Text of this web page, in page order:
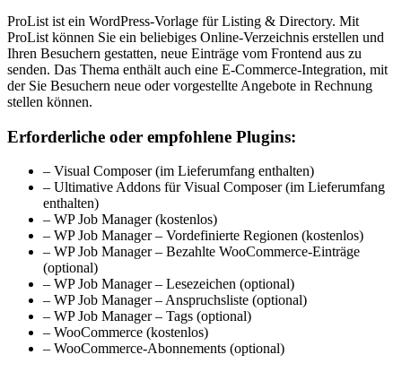
ProList ist ein WordPress-Vorlage für Listing & Directory. Mit
ProList können Sie ein beliebiges Online-Verzeichnis erstellen und
Ihren Besuchern gestatten, neue Einträge vom Frontend aus zu
senden. Das Thema enthält auch eine E-Commerce-Integration, mit
der Sie Besuchern neue oder vorgestellte Angebote in Rechnung
stellen können.
Erforderliche oder empfohlene Plugins:
– Visual Composer (im Lieferumfang enthalten)
– Ultimative Addons für Visual Composer (im Lieferumfang
enthalten)
– WP Job Manager (kostenlos)
– WP Job Manager – Vordefinierte Regionen (kostenlos)
– WP Job Manager – Bezahlte WooCommerce-Einträge
(optional)
– WP Job Manager – Lesezeichen (optional)
– WP Job Manager – Anspruchsliste (optional)
– WP Job Manager – Tags (optional)
– WooCommerce (kostenlos)
– WooCommerce-Abonnements (optional)